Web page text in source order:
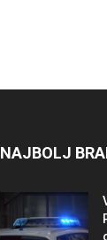
NAJBOLJ